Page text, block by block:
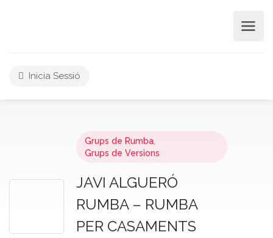
Inicia Sessió
Grups de Rumba
Grups de Versions
JAVI ALGUERÓ
RUMBA – RUMBA
PER CASAMENTS